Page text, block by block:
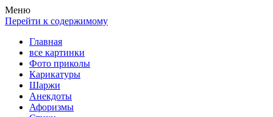
Весела хата — прикольные картинки, смешные истории,
клипы!
Покажем всем ваши фото приколы, карикатуры, шаржи, стихи,
рассказы, видео и песни!
Меню
Перейти к содержимому
Главная
все картинки
Фото приколы
Карикатуры
Шаржи
Анекдоты
Афоризмы